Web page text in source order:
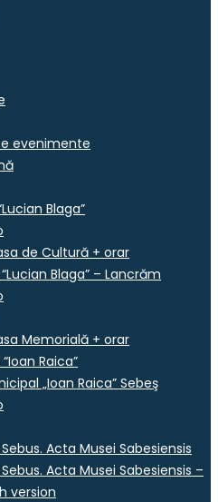
evenimente
Blaga”
de Cultură + orar
Blaga” – Lancrăm
Memorială + orar
Raica”
„Ioan Raica” Sebeş
Acta Musei Sabesiensis
Acta Musei Sabesiensis –
version